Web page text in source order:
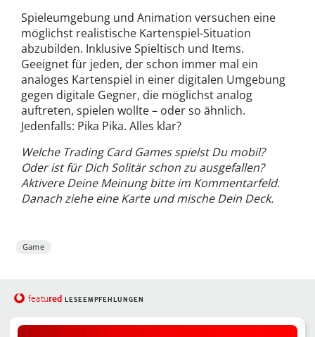
Spieleumgebung und Animation versuchen eine
möglichst realistische Kartenspiel-Situation
abzubilden. Inklusive Spieltisch und Items.
Geeignet für jeden, der schon immer mal ein
analoges Kartenspiel in einer digitalen Umgebung
gegen digitale Gegner, die möglichst analog
auftreten, spielen wollte – oder so ähnlich.
Jedenfalls: Pika Pika. Alles klar?
Welche Trading Card Games spielst Du mobil?
Oder ist für Dich Solitär schon zu ausgefallen?
Aktivere Deine Meinung bitte im Kommentarfeld.
Danach ziehe eine Karte und mische Dein Deck.
Game
featured LESEEMPFEHLUNGEN